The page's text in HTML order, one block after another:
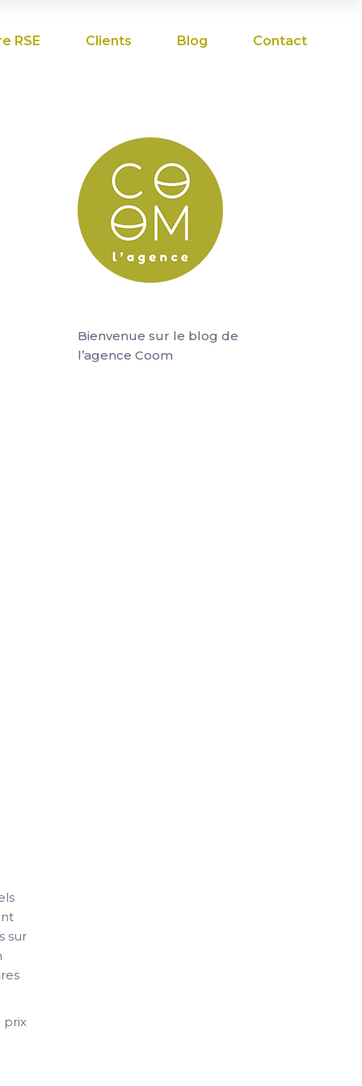
RSE Clients Blog Contact
sur
prix
Bienvenue sur le blog de
l’agence Coom